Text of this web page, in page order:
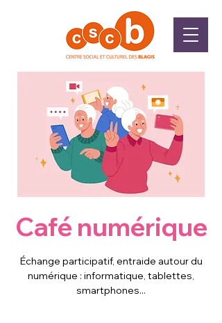
Café numérique
Échange participatif, entraide autour du
numérique : informatique, tablettes,
smartphones...